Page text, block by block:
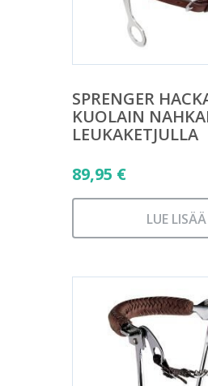
SPRENGER
KUOLAIN
LEUKAKETJULLA
89,95 €
LUE